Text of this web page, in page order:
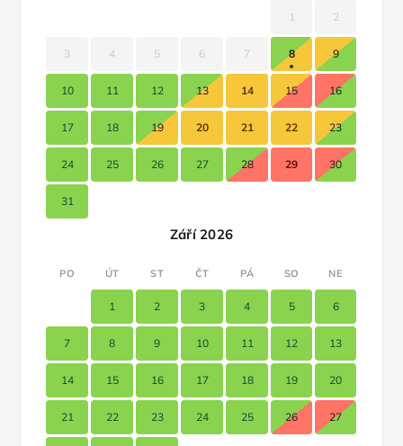
1 2
3 4 5 6 7 8 9
10 11 12 13 14 15 16
17 18 19 20 21 22 23
24 25 26 27 28 29 30
31
Září 2026
PO ÚT ST ČT PÁ SO NE
1 2 3 4 5 6
7 8 9 10 11 12 13
14 15 16 17 18 19 20
21 22 23 24 25 26 27